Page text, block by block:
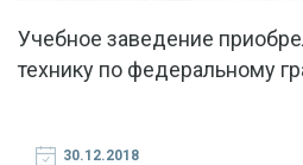
Учебное заведение
технику по федеральному
30.12.2018